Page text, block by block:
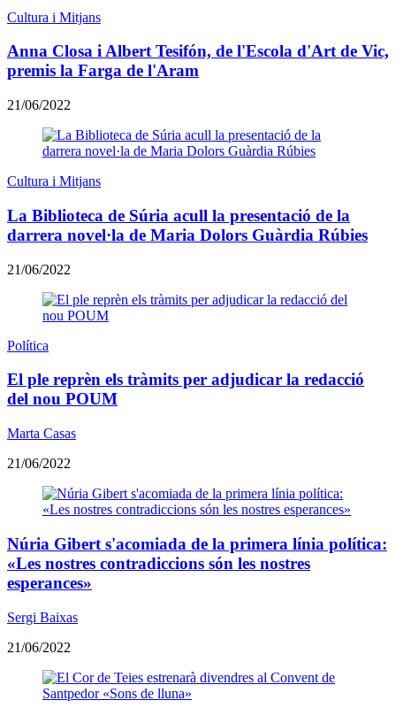
Cultura i Mitjans
Anna Closa i Albert Tesifón, de l'Escola d'Art de Vic,
premis la Farga de l'Aram
21/06/2022
Cultura i Mitjans
La Biblioteca de Súria acull la presentació de la
darrera novel·la de Maria Dolors Guàrdia Rúbies
21/06/2022
Política
El ple reprèn els tràmits per adjudicar la redacció
del nou POUM
Marta Casas
21/06/2022
Núria Gibert s'acomiada de la primera línia política:
«Les nostres contradiccions són les nostres
esperances»
Sergi Baixas
21/06/2022